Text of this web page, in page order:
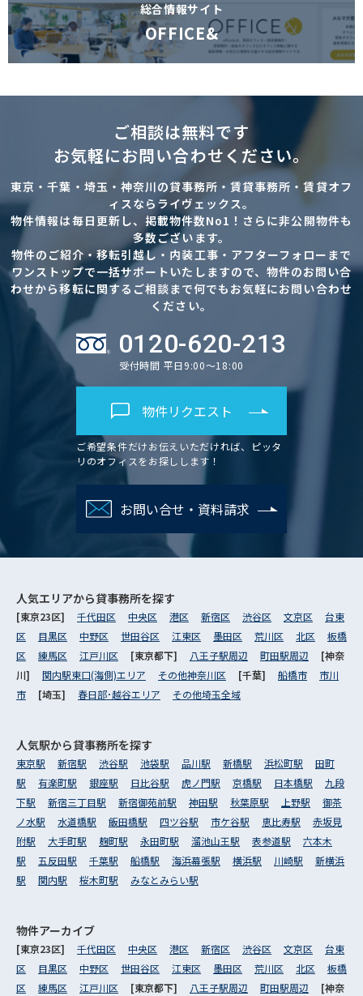
総合情報サイト
OFFICE&
ご相談は無料です
お気軽にお問い合わせください。
東京・千葉・埼玉・神奈川の貸事務所・賃貸事務所・賃貸オフ
ィスならライヴェックス。
物件情報は毎日更新し、掲載物件数No1！さらに非公開物件も
多数ございます。
物件のご紹介・移転引越し・内装工事・アフターフォローまで
ワンストップで一括サポートいたしますので、物件のお問い合
わせから移転に関するご相談まで何でもお気軽にお問い合わせ
ください。
0120-620-213
受付時間 平日9:00～18:00
物件リクエスト
ご希望条件だけお伝えいただければ、ピッタ
リのオフィスをお探しします！
お問い合せ・資料請求
人気エリアから貸事務所を探す
[東京23区] 千代田区 中央区 港区 新宿区 渋谷区 文京区
台東
区
目黒区 中野区 世田谷区 江東区 墨田区 荒川区 北区
板橋
区
練馬区 江戸川区 [東京都下] 八王子駅周辺 町田駅周辺
[神奈
川] 関内駅東口(海側)エリア その他神奈川区 [千葉] 船橋市
市川
市
[埼玉] 春日部･越谷エリア その他埼玉全域
人気駅から貸事務所を探す
東京駅 新宿駅 渋谷駅 池袋駅 品川駅 新橋駅 浜松町駅
田町
駅
有楽町駅 銀座駅 日比谷駅 虎ノ門駅 京橋駅 日本橋駅
九段
下駅
新宿三丁目駅 新宿御苑前駅 神田駅 秋葉原駅 上野駅
御茶
ノ水駅
水道橋駅 飯田橋駅 四ツ谷駅 市ケ谷駅 恵比寿駅
赤坂見
附駅
大手町駅 麹町駅 永田町駅 溜池山王駅 表参道駅
六本木
駅
五反田駅 千葉駅 船橋駅 海浜幕張駅 横浜駅 川崎駅
新横浜
駅
関内駅 桜木町駅 みなとみらい駅
物件アーカイブ
[東京23区] 千代田区 中央区 港区 新宿区 渋谷区 文京区
台東
区
目黒区 中野区 世田谷区 江東区 墨田区 荒川区 北区
板橋
区
練馬区 江戸川区 [東京都下] 八王子駅周辺 町田駅周辺 [神奈